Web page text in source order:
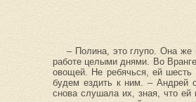
– Полина, это глупо. Она же
работе целыми днями. Во
овощей. Не ребячься, ей
будем ездить к ним. – Андрей
снова слушала их, зная, что ей